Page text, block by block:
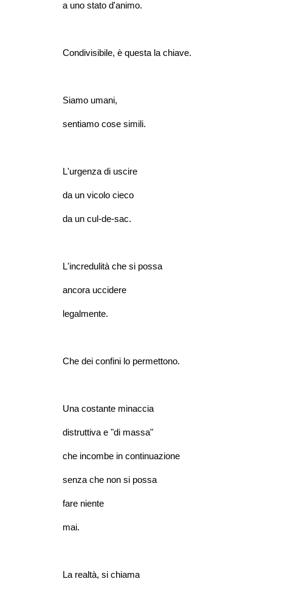
a uno stato d'animo.
Condivisibile, è questa la chiave.
Siamo umani,
sentiamo cose simili.
L'urgenza di uscire
da un vicolo cieco
da un cul-de-sac.
L'incredulità che si possa
ancora uccidere
legalmente.
Che dei confini lo permettono.
Una costante minaccia
distruttiva e "di massa"
che incombe in continuazione
senza che non si possa
fare niente
mai.
La realtà, si chiama